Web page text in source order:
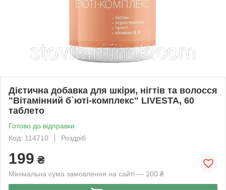
Дієтична добавка для шкіри, нігтів та волосся
"Вітамінний б`юті-комплекс" LIVESTA, 60
таблето
Готово до відправки
Код: 114710
Роздріб
199 ₴
Мінімальна сума замовлення на сайті — 200 ₴